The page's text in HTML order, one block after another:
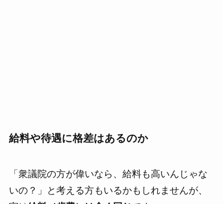
給料や待遇に格差はあるのか
「衆議院の方が偉いなら、給料も高いんじゃな
いの？」と考える方もいるかもしれませんが、